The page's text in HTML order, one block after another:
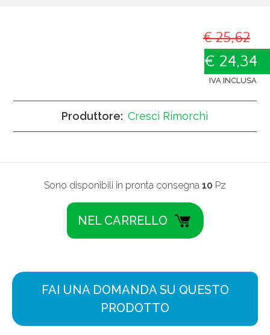
€ 25,62
€ 24,34
IVA INCLUSA
Produttore: Cresci Rimorchi
Sono disponibili in pronta consegna 10 Pz
FAI UNA DOMANDA SU QUESTO
PRODOTTO